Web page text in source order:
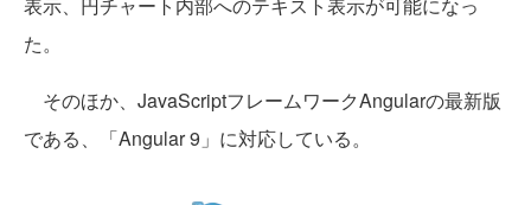
表示、円チャート内部へのテキスト表示が可能になっ
た。
そのほか、JavaScriptフレームワークAngularの最新版
である、「Angular 9」に対応している。